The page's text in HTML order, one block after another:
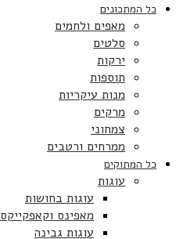
כל המתכונים
מאפים ולחמים
סלטים
ירקות
תוספות
מנות עיקריות
מרקים
צמחוני
ממרחים ורטבים
כל המתוקים
עוגות
עוגות בחושות
מאפינס וקאפקייקס
עוגות גבינה